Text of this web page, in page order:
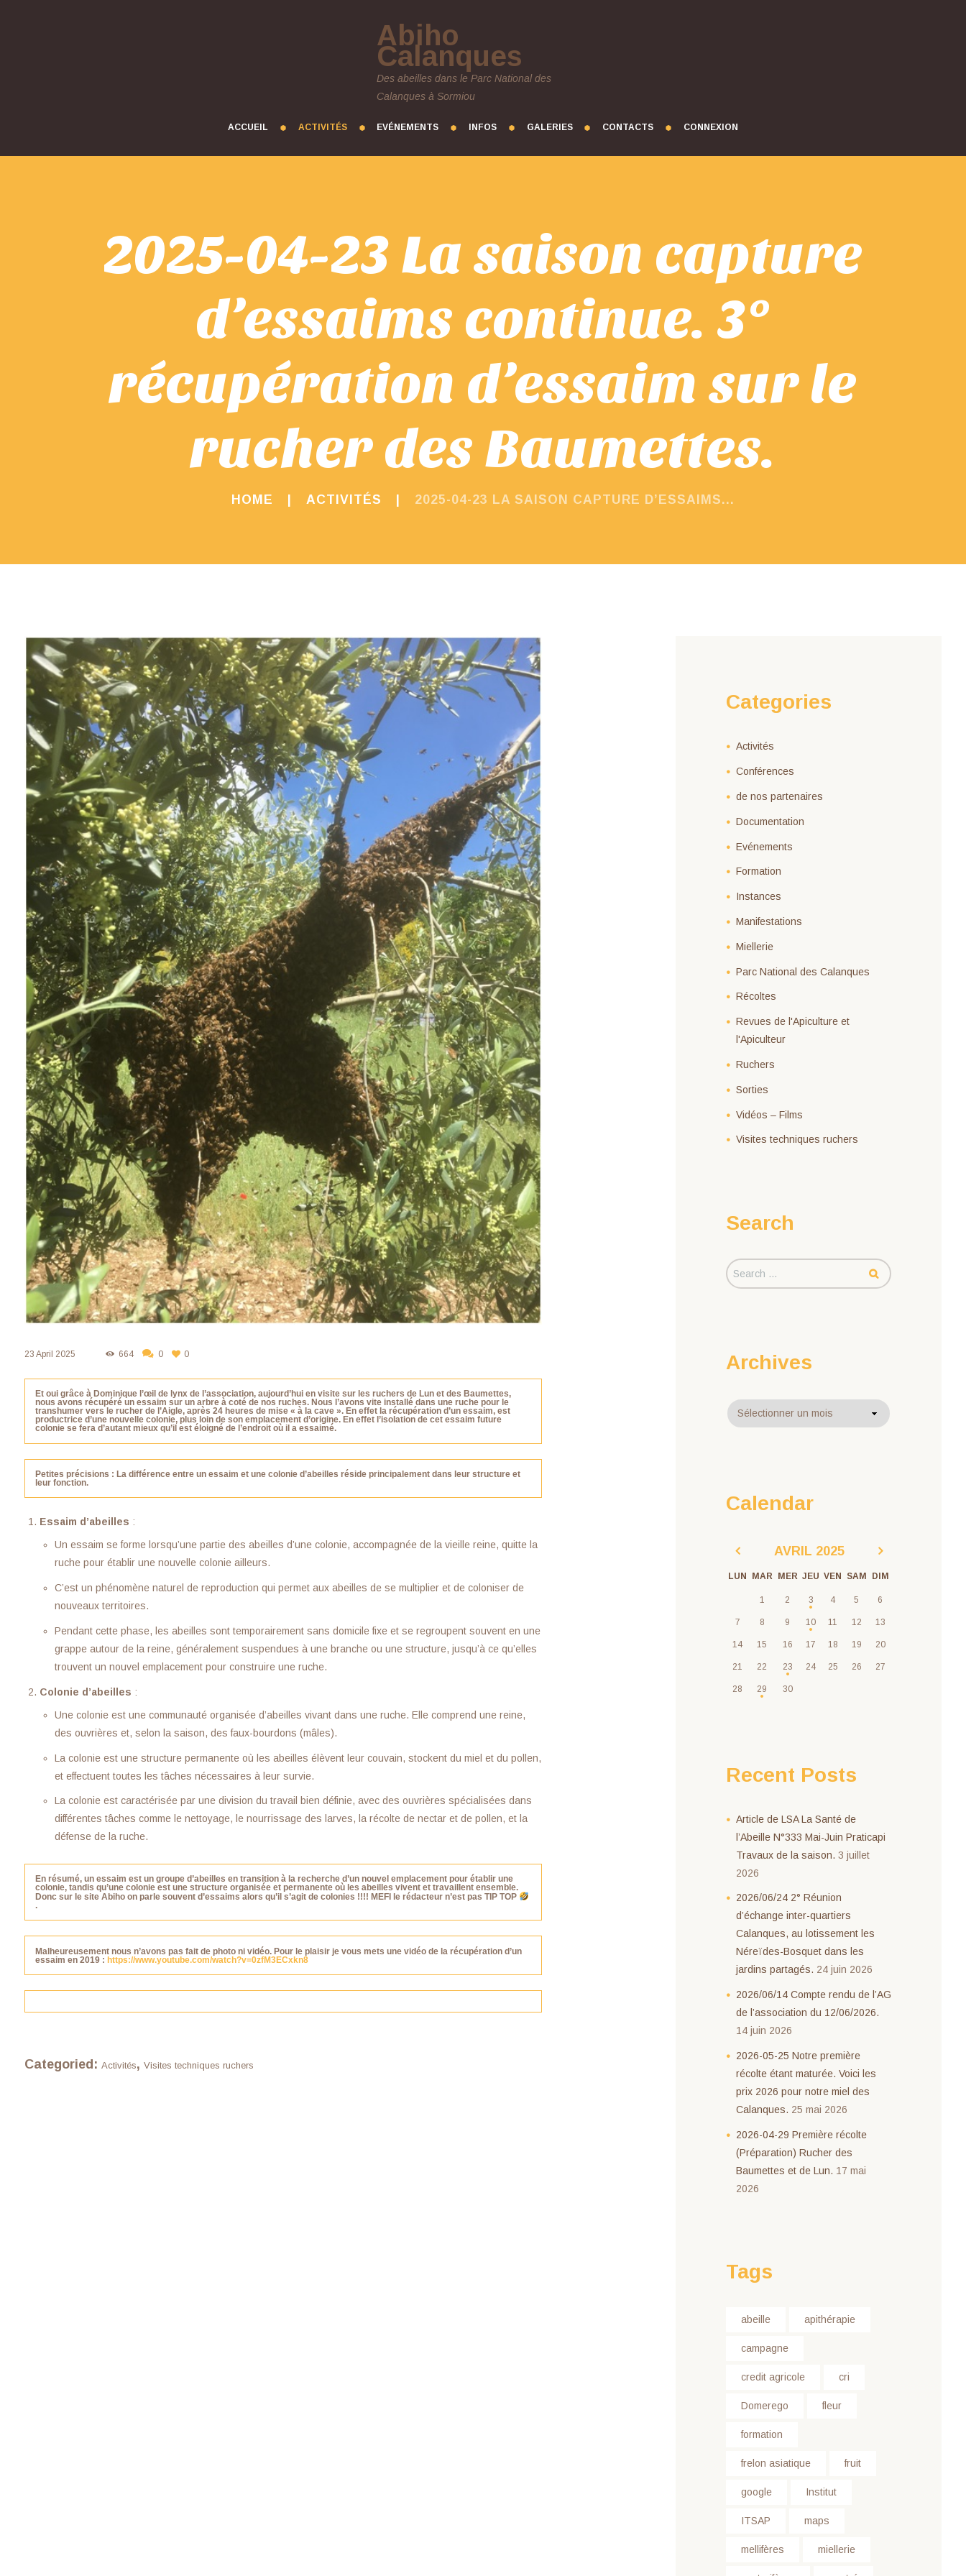
Abiho
Calanques
Des abeilles dans le Parc National des
Calanques à Sormiou
ACCUEIL ACTIVITÉS EVÉNEMENTS INFOS GALERIES CONTACTS CONNEXION
2025-04-23 La saison capture
d’essaims continue. 3°
récupération d’essaim sur le
rucher des Baumettes.
HOME ACTIVITÉS 2025-04-23 LA SAISON CAPTURE D’ESSAIMS...
23 April 2025 664 0 0
Et oui grâce à Dominique l’œil de lynx de l’association, aujourd’hui en visite sur les ruchers de Lun et des Baumettes,
nous avons récupéré un essaim sur un arbre à coté de nos ruches. Nous l’avons vite installé dans une ruche pour le
transhumer vers le rucher de l’Aigle, après 24 heures de mise « à la cave ». En effet la récupération d’un essaim, est
productrice d’une nouvelle colonie, plus loin de son emplacement d’origine. En effet l’isolation de cet essaim future
colonie se fera d’autant mieux qu’il est éloigné de l’endroit où il a essaimé.
Petites précisions : La différence entre un essaim et une colonie d’abeilles réside principalement dans leur structure et
leur fonction.
Essaim d’abeilles :
Un essaim se forme lorsqu’une partie des abeilles d’une colonie, accompagnée de la vieille reine, quitte la
ruche pour établir une nouvelle colonie ailleurs.
C’est un phénomène naturel de reproduction qui permet aux abeilles de se multiplier et de coloniser de
nouveaux territoires.
Pendant cette phase, les abeilles sont temporairement sans domicile fixe et se regroupent souvent en une
grappe autour de la reine, généralement suspendues à une branche ou une structure, jusqu’à ce qu’elles
trouvent un nouvel emplacement pour construire une ruche.
Colonie d’abeilles :
Une colonie est une communauté organisée d’abeilles vivant dans une ruche. Elle comprend une reine,
des ouvrières et, selon la saison, des faux-bourdons (mâles).
La colonie est une structure permanente où les abeilles élèvent leur couvain, stockent du miel et du pollen,
et effectuent toutes les tâches nécessaires à leur survie.
La colonie est caractérisée par une division du travail bien définie, avec des ouvrières spécialisées dans
différentes tâches comme le nettoyage, le nourrissage des larves, la récolte de nectar et de pollen, et la
défense de la ruche.
En résumé, un essaim est un groupe d’abeilles en transition à la recherche d’un nouvel emplacement pour établir une
colonie, tandis qu’une colonie est une structure organisée et permanente où les abeilles vivent et travaillent ensemble.
Donc sur le site Abiho on parle souvent d’essaims alors qu’il s’agit de colonies !!!! MEFI le rédacteur n’est pas TIP TOP
.
Malheureusement nous n’avons pas fait de photo ni vidéo. Pour le plaisir je vous mets une vidéo de la récupération d’un
essaim en 2019 : https://www.youtube.com/watch?v=0zfM3ECxkn8
Categoried: Activités, Visites techniques ruchers
Categories
Activités
Conférences
de nos partenaires
Documentation
Evénements
Formation
Instances
Manifestations
Miellerie
Parc National des Calanques
Récoltes
Revues de l'Apiculture et
l'Apiculteur
Ruchers
Sorties
Vidéos – Films
Visites techniques ruchers
Search
Archives
Archives
Calendar
AVRIL 2025
LUN MAR MER JEU VEN SAM DIM
1 2 3 4 5 6
7 8 9 10 11 12 13
14 15 16 17 18 19 20
21 22 23 24 25 26 27
28 29 30
Recent Posts
Article de LSA La Santé de
l’Abeille N°333 Mai-Juin Praticapi
Travaux de la saison. 3 juillet
2026
2026/06/24 2° Réunion
d’échange inter-quartiers
Calanques, au lotissement les
Néreïdes-Bosquet dans les
jardins partagés. 24 juin 2026
2026/06/14 Compte rendu de l’AG
de l’association du 12/06/2026.
14 juin 2026
2026-05-25 Notre première
récolte étant maturée. Voici les
prix 2026 pour notre miel des
Calanques. 25 mai 2026
2026-04-29 Première récolte
(Préparation) Rucher des
Baumettes et de Lun. 17 mai
2026
Tags
abeille apithérapie
campagne
credit agricole cri
Domerego fleur
formation
frelon asiatique fruit
google Institut
ITSAP maps
mellifères miellerie